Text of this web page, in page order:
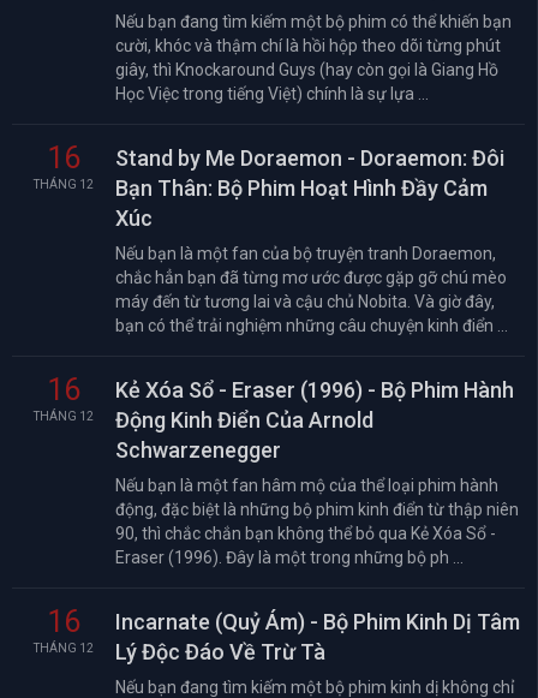
Nếu bạn đang tìm kiếm một bộ phim có thể khiến bạn
cười, khóc và thậm chí là hồi hộp theo dõi từng phút
giây, thì Knockaround Guys (hay còn gọi là Giang Hồ
Học Việc trong tiếng Việt) chính là sự lựa ...
16
THÁNG 12
Stand by Me Doraemon - Doraemon: Đôi
Bạn Thân: Bộ Phim Hoạt Hình Đầy Cảm
Xúc
Nếu bạn là một fan của bộ truyện tranh Doraemon,
chắc hẳn bạn đã từng mơ ước được gặp gỡ chú mèo
máy đến từ tương lai và cậu chủ Nobita. Và giờ đây,
bạn có thể trải nghiệm những câu chuyện kinh điển ...
16
THÁNG 12
Kẻ Xóa Sổ - Eraser (1996) - Bộ Phim Hành
Động Kinh Điển Của Arnold
Schwarzenegger
Nếu bạn là một fan hâm mộ của thể loại phim hành
động, đặc biệt là những bộ phim kinh điển từ thập niên
90, thì chắc chắn bạn không thể bỏ qua Kẻ Xóa Sổ -
Eraser (1996). Đây là một trong những bộ ph ...
16
THÁNG 12
Incarnate (Quỷ Ám) - Bộ Phim Kinh Dị Tâm
Lý Độc Đáo Về Trừ Tà
Nếu bạn đang tìm kiếm một bộ phim kinh dị không chỉ